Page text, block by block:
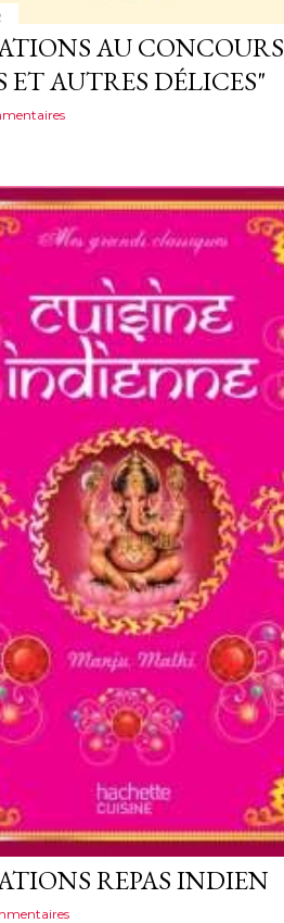
AU CONCOURS
ET AUTRES DÉLICES"
REPAS INDIEN